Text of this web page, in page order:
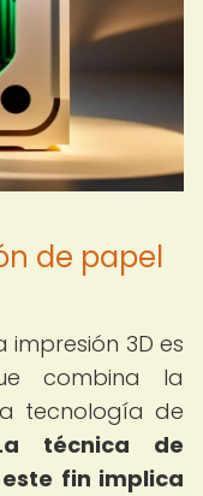
de papel
3D es
combina la
tecnología de
técnica de
fin implica